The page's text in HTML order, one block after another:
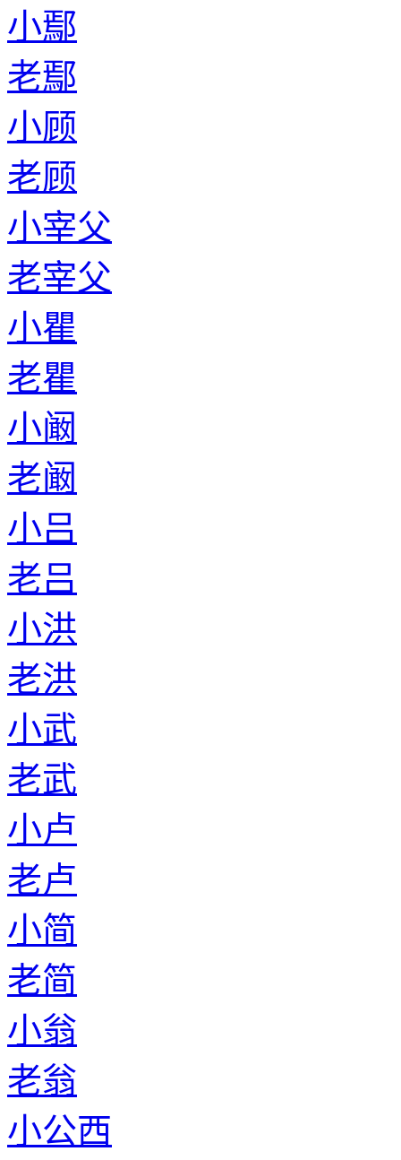
小鄢
老鄢
小顾
老顾
小宰父
老宰父
小瞿
老瞿
小阚
老阚
小吕
老吕
小洪
老洪
小武
老武
小卢
老卢
小简
老简
小翁
老翁
小公西